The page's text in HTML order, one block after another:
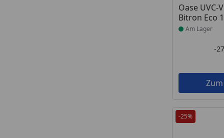
Oase
Bitron Eco
Produkt
Am Lager
-
-25%